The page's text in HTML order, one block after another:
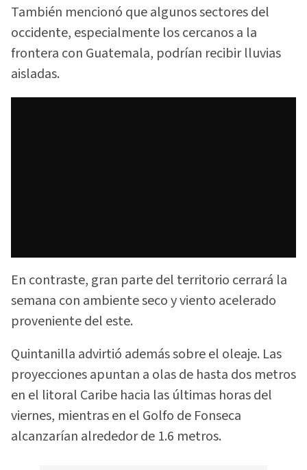
También mencionó que algunos sectores del
occidente, especialmente los cercanos a la
frontera con Guatemala, podrían recibir lluvias
aisladas.
En contraste, gran parte del territorio cerrará la
semana con ambiente seco y viento acelerado
proveniente del este.
Quintanilla advirtió además sobre el oleaje. Las
proyecciones apuntan a olas de hasta dos metros
en el litoral Caribe hacia las últimas horas del
viernes, mientras en el Golfo de Fonseca
alcanzarían alrededor de 1.6 metros.